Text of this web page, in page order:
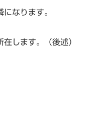
なります。
します。（後述）